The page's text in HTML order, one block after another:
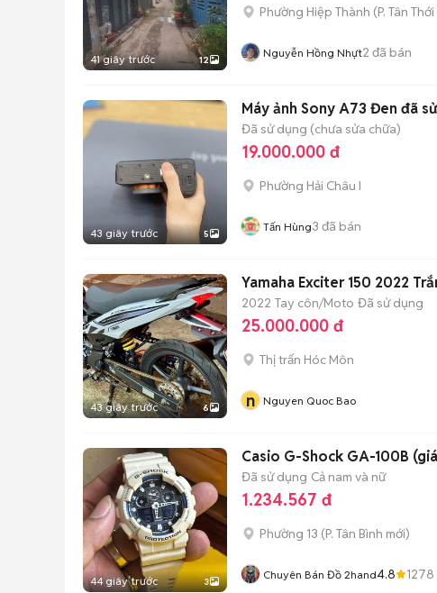
41 giây trước 12
Phường Hiệp Thành (P. Tân
Nguyễn Hồng Nhựt2 đã bán
43 giây trước 5
Máy ảnh Sony A73 Đen đã
Đã sử dụng (chưa sửa chữa)
19.000.000 đ
Phường Hải Châu I
Tấn Hùng3 đã bán
43 giây trước 6
Yamaha Exciter 150 2022
2022 Tay côn/Moto Đã sử dụng
25.000.000 đ
Thị trấn Hóc Môn
n Nguyen Quoc Bao
44 giây trước 3
Casio G-Shock GA-100B
Đã sử dụng Cả nam và nữ
1.234.567 đ
Phường 13 (P. Tân Bình mới)
Chuyên Bán Đồ 2hand4.8 1278